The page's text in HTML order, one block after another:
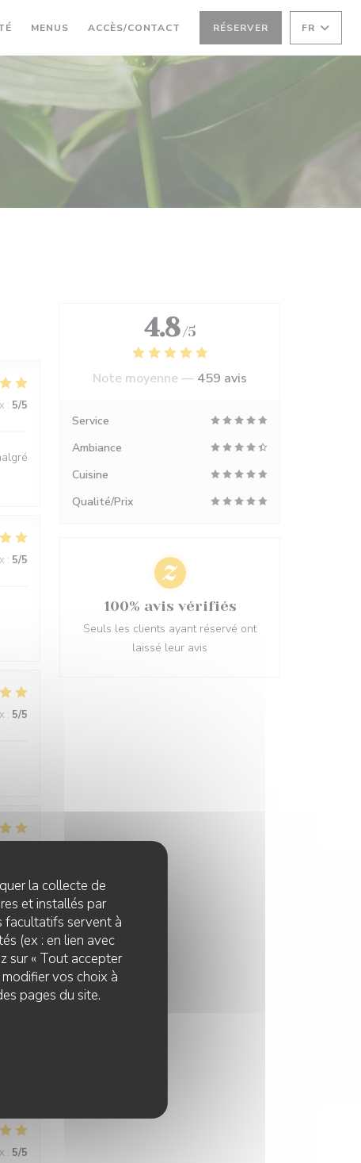
la collecte de
et installés par
facultatifs servent à
(ex : en lien avec
sur « Tout accepter
vos choix à
pages du site.
((OUVRE UNE NOUVELLE FENÊTRE))
MENUS((OUVRE UNE NOUVELLE FENÊTRE))
ACCÈS/CONTACT RÉSERVER FR
: 5/5
: 5/5
: 5/5
: 5/5
: 5/5
4.8 /5
Note moyenne — 459 avis
Service
Ambiance
Cuisine
Qualité/Prix
100% avis vérifiés
Seuls les clients ayant réservé ont
laissé leur avis